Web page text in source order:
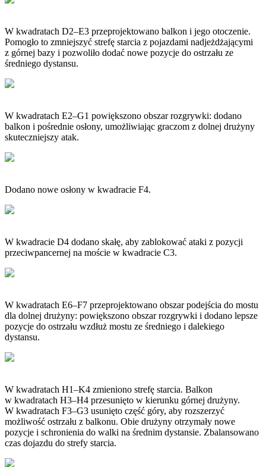
W kwadratach D2–E3 przeprojektowano balkon i jego otoczenie.
Pomogło to zmniejszyć strefę starcia z pojazdami nadjeżdżającymi
z górnej bazy i pozwoliło dodać nowe pozycje do ostrzału ze
średniego dystansu.
W kwadratach E2–G1 powiększono obszar rozgrywki: dodano
balkon i pośrednie osłony, umożliwiając graczom z dolnej drużyny
skuteczniejszy atak.
Dodano nowe osłony w kwadracie F4.
W kwadracie D4 dodano skałę, aby zablokować ataki z pozycji
przeciwpancernej na moście w kwadracie C3.
W kwadratach E6–F7 przeprojektowano obszar podejścia do mostu
dla dolnej drużyny: powiększono obszar rozgrywki i dodano lepsze
pozycje do ostrzału wzdłuż mostu ze średniego i dalekiego
dystansu.
W kwadratach H1–K4 zmieniono strefę starcia. Balkon
w kwadratach H3–H4 przesunięto w kierunku górnej drużyny.
W kwadratach F3–G3 usunięto część góry, aby rozszerzyć
możliwość ostrzału z balkonu. Obie drużyny otrzymały nowe
pozycje i schronienia do walki na średnim dystansie. Zbalansowano
czas dojazdu do strefy starcia.